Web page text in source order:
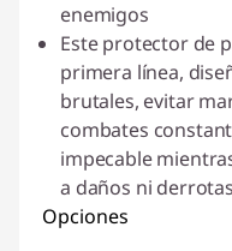
enemigos
Este protector de
primera línea,
brutales, evitar
combates
impecable
a daños ni
Opciones